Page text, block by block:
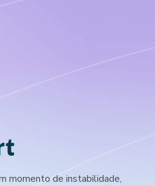
momento de instabilidade,